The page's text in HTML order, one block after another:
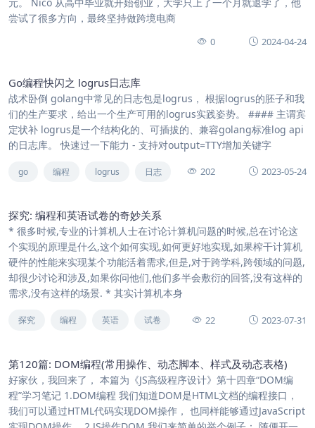
尝试了很多方向，最终坚持做跨境电商
0 2024-04-24
Go编程快闪之 logrus日志库
战术卧倒 golang中常见的日志包是logrus， 根据logrus的胚子和我
们的生产要求，给出一个生产可用的logrus实践姿势。 #### 主谓宾
定状补 logrus是一个结构化的、可插拔的、兼容golang标准log api
的日志库。 快速过一下能力 - 支持对output=TTY增加关键字
go 编程 logrus 日志 202 2023-05-24
探究: 编程和英语试卷的奇妙关系
* 很多时候,专业的计算机人士在讨论计算机问题的时候,总在讨论这
个实现的原理是什么,这个如何实现,如何更好地实现,如果榨干计算机
硬件的性能来实现某个功能活着需求,但是,对于跨学科,跨领域的问题,
却很少讨论和涉及,如果你问他们,他们多半会敷衍的回答,没有这样的
需求,没有这样的场景. * 其实计算机本身
探究 编程 英语 试卷 22 2023-07-31
第120篇: DOM编程(常用操作、动态脚本、样式及动态表格)
好家伙，我回来了， 本篇为《JS高级程序设计》第十四章“DOM编
程”学习笔记 1.DOM编程 我们知道DOM是HTML文档的编程接口，
我们可以通过HTML代码实现DOM操作， 也同样能够通过JavaScript